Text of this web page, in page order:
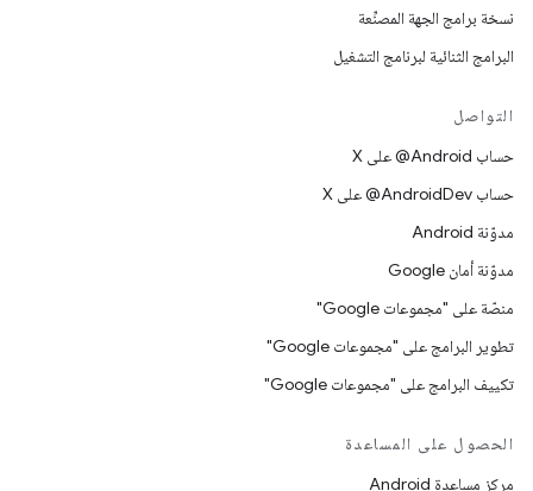
نسخة برامج الجهة المصنِّعة
البرامج الثنائية لبرنامج التشغيل
التواصل
حساب ‎@Android على X
حساب ‎@AndroidDev على X
مدوّنة Android
مدوّنة أمان Google
منصّة على "مجموعات Google"
تطوير البرامج على "مجموعات Google"
تكييف البرامج على "مجموعات Google"
الحصول على المساعدة
مركز مساعدة Android